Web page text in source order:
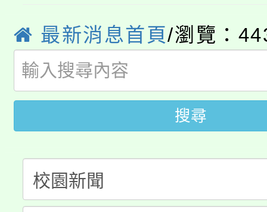
局官網。
開!
115年桃園市運動會8/
田徑場及游泳池舉行。
桃園市低收入戶享有免
視費優惠，中低收入戶
者。
大園自造教育及科技中
大溪自造教育及科技中
份教師研習
淨零綠生活教案入校路
會
115年食農教育專業人
最新消息首頁/瀏覽：
搜尋